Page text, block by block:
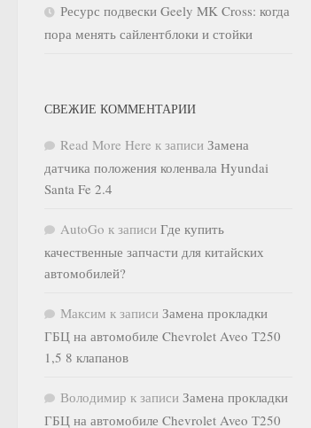
Ресурс подвески Geely MK Cross: когда
пора менять сайлентблоки и стойки
СВЕЖИЕ КОММЕНТАРИИ
Read More Here к записи Замена
датчика положения коленвала Hyundai
Santa Fe 2.4
AutoGo к записи Где купить
качественные запчасти для китайских
автомобилей?
Максим к записи Замена прокладки
ГБЦ на автомобиле Chevrolet Aveo Т250
1,5 8 клапанов
Володимир к записи Замена прокладки
ГБЦ на автомобиле Chevrolet Aveo Т250